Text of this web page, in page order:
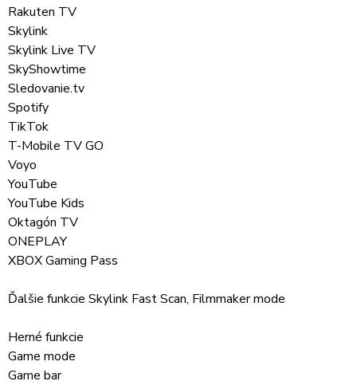
Rakuten TV
Skylink
Skylink Live TV
SkyShowtime
Sledovanie.tv
Spotify
TikTok
T-Mobile TV GO
Voyo
YouTube
YouTube Kids
Oktagón TV
ONEPLAY
XBOX Gaming Pass
Ďalšie funkcie Skylink Fast Scan, Filmmaker mode
Herné funkcie
Game mode
Game bar